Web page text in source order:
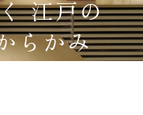
江戸の
らかみ